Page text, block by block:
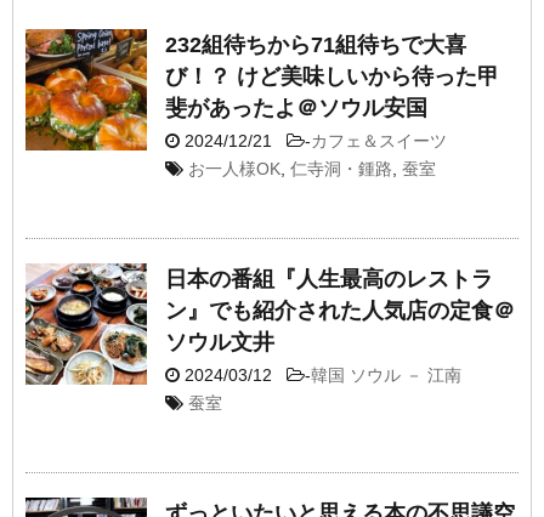
232組待ちから71組待ちで大喜
び！？ けど美味しいから待った甲
斐があったよ＠ソウル安国
2024/12/21 -カフェ＆スイーツ
お一人様OK 仁寺洞・鍾路 蚕室
日本の番組『人生最高のレストラ
ン』でも紹介された人気店の定食＠
ソウル文井
2024/03/12 -韓国 ソウル － 江南
蚕室